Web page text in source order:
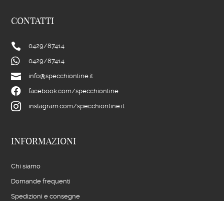
CONTATTI
 0429/87414
 0429/87414
 info@specchionline.it
 facebook.com/specchionline
 instagram.com/specchionline.it
INFORMAZIONI
Chi siamo
Domande frequenti
Spedizioni e consegne